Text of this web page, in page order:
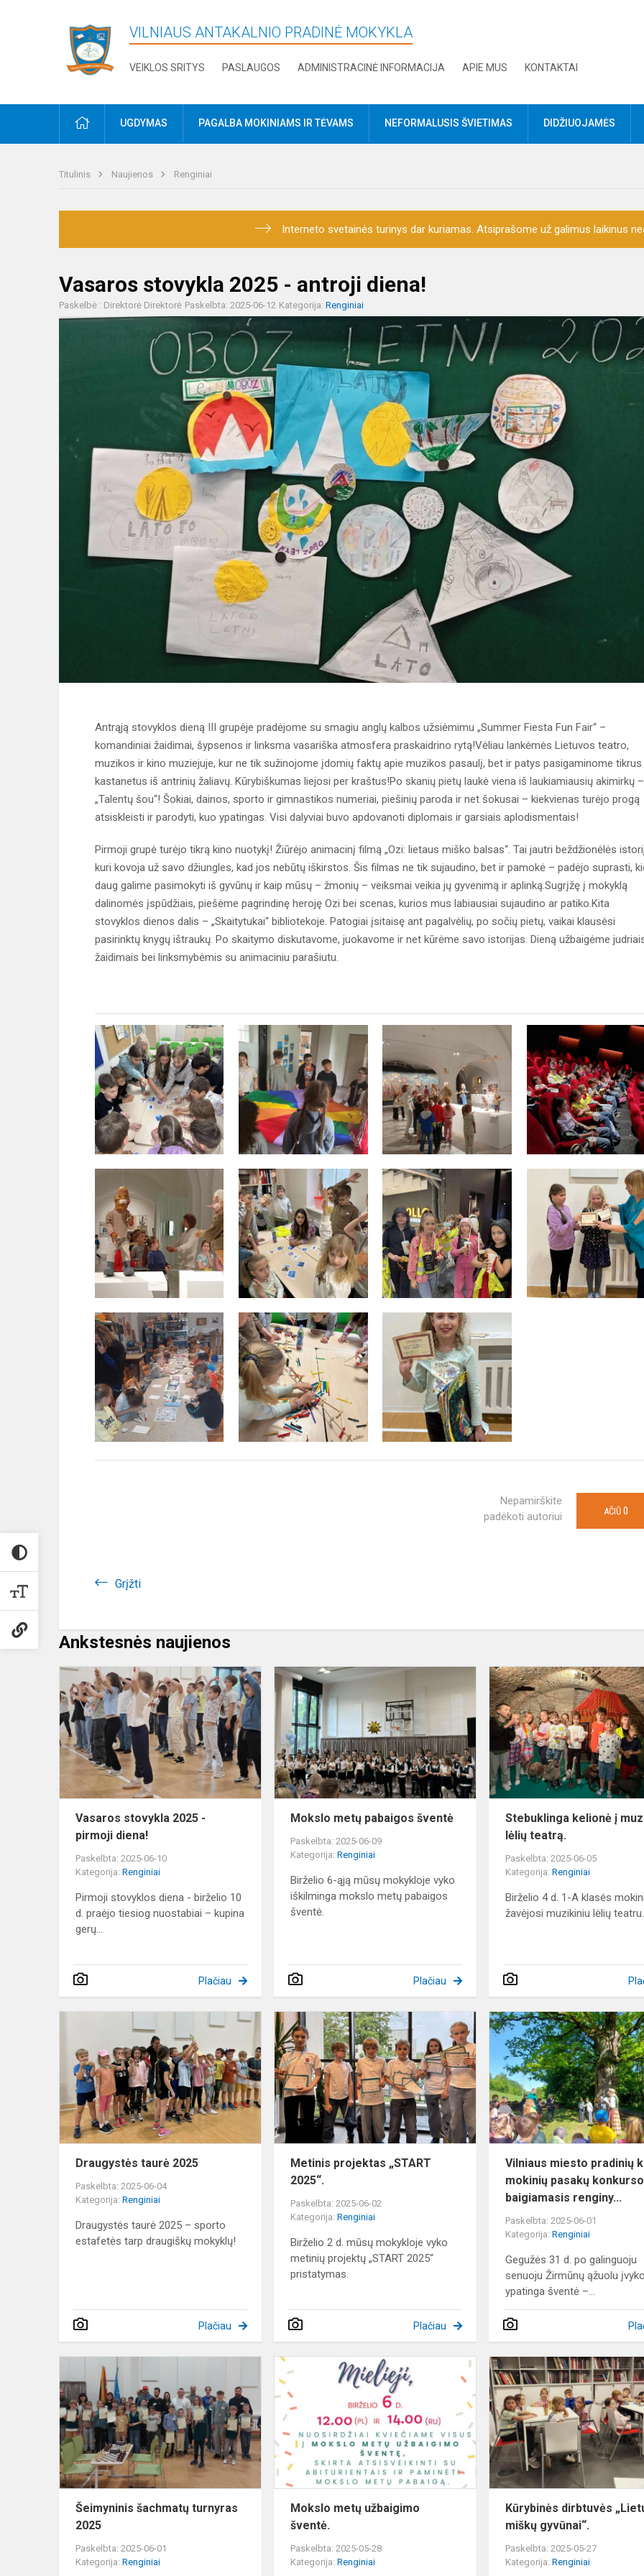
VILNIAUS ANTAKALNIO PRADINĖ MOKYKLA
VEIKLOS SRITYS PASLAUGOS ADMINISTRACINĖ INFORMACIJA APIE MUS KONTAKTAI
PRADŽIAUGDYMAS PAGALBA MOKINIAMS IR TĖVAMS NEFORMALUSIS ŠVIETIMAS DIDŽIUOJAMĖS
Titulinis Naujienos Renginiai
Interneto svetainės turinys dar kuriamas. Atsiprašome už galimus laikinus
Vasaros stovykla 2025 - antroji diena!
Paskelbė : Direktorė Direktorė Paskelbta: 2025-06-12 Kategorija: Renginiai
Antrąją stovyklos dieną III grupėje pradėjome su smagiu anglų kalbos užsiėmimu „Summer Fiesta Fun Fair“ –
komandiniai žaidimai, šypsenos ir linksma vasariška atmosfera praskaidrino rytą!Vėliau lankėmės Lietuvos teatro,
muzikos ir kino muziejuje, kur ne tik sužinojome įdomių faktų apie muzikos pasaulį, bet ir patys pasigaminome tikrus
kastanetus iš antrinių žaliavų. Kūrybiškumas liejosi per kraštus!Po skanių pietų laukė viena iš laukiamiausių akimirkų –
„Talentų šou“! Šokiai, dainos, sporto ir gimnastikos numeriai, piešinių paroda ir net šokusai – kiekvienas turėjo progą
atsiskleisti ir parodyti, kuo ypatingas. Visi dalyviai buvo apdovanoti diplomais ir garsiais aplodismentais!
Pirmoji grupė turėjo tikrą kino nuotykį! Žiūrėjo animacinį filmą „Ozi: lietaus miško balsas“. Tai jautri beždžionėlės
kuri kovoja už savo džiungles, kad jos nebūtų iškirstos. Šis filmas ne tik sujaudino, bet ir pamokė – padėjo suprasti,
daug galime pasimokyti iš gyvūnų ir kaip mūsų – žmonių – veiksmai veikia jų gyvenimą ir aplinką.Sugrįžę į mokyklą
dalinomės įspūdžiais, piešėme pagrindinę heroję Ozi bei scenas, kurios mus labiausiai sujaudino ar patiko.Kita
stovyklos dienos dalis – „Skaitytukai“ bibliotekoje. Patogiai įsitaisę ant pagalvėlių, po sočių pietų, vaikai klausėsi
pasirinktų knygų ištraukų. Po skaitymo diskutavome, juokavome ir net kūrėme savo istorijas. Dieną užbaigėme
žaidimais bei linksmybėmis su animaciniu parašiutu.
Nepamirškite
padėkoti autoriui
AČIŪ 0
Grįžti
Ankstesnės naujienos
Vasaros
stovykla
-
pirmoji
diena!
Vasaros stovykla 2025 -
pirmoji diena!
Paskelbta: 2025-06-10
Kategorija: Renginiai
Pirmoji stovyklos diena - birželio 10
d. praėjo tiesiog nuostabiai – kupina
gerų...
Plačiau
Mokslo
metų
pabaigos
šventė
Mokslo metų pabaigos šventė
Paskelbta: 2025-06-09
Kategorija:Renginiai
Birželio 6-ąją mūsų mokykloje vyko
iškilminga mokslo metų pabaigos
šventė.
Plačiau
Stebuklinga kelionė į
lėlių teatrą.
Paskelbta: 2025-06-05
Kategorija:Renginiai
Birželio 4 d. 1-A klasės
žavėjosi muzikiniu lėlių teatru.
Draugystės
taurė
2025
Draugystės taurė 2025
Paskelbta: 2025-06-04
Kategorija: Renginiai
Draugystės taurė 2025 – sporto
estafetės tarp draugiškų mokyklų!
Plačiau
Metinis
projektas
„START
2025“.
Metinis projektas „START
2025“.
Paskelbta: 2025-06-02
Kategorija:Renginiai
Birželio 2 d. mūsų mokykloje vyko
metinių projektų „START 2025“
pristatymas.
Plačiau
Vilniaus miesto pradinių
mokinių pasakų konkurso
baigiamasis renginy...
Paskelbta: 2025-06-01
Kategorija:Renginiai
Gegužės 31 d. po galinguoju
senuoju Žirmūnų ąžuolu įvyko
ypatinga šventė –...
Šeimyninis
šachmatų
turnyras
2025
Šeimyninis šachmatų turnyras
2025
Paskelbta: 2025-06-01
Kategorija: Renginiai
Mokslo
metų
užbaigimo
šventė.
Mokslo metų užbaigimo
šventė.
Paskelbta: 2025-05-28
Kategorija:Renginiai
Kūrybinės dirbtuvės
miškų gyvūnai“.
Paskelbta: 2025-05-27
Kategorija:Renginiai